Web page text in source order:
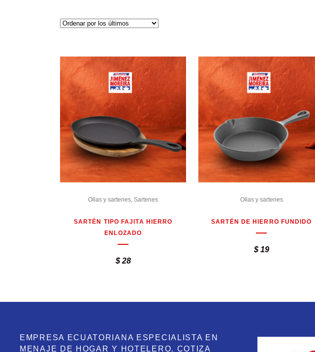
Ollas y sartenes,Sartenes
SARTÉN TIPO FAJITA HIERRO
ENLOZADO
$28
Ollas y sartenes
SARTÉN DE HIERRO FUNDIDO
$19
EMPRESA ECUATORIANA ESPECIALISTA EN
MENAJE DE HOGAR Y HOTELERO. COTIZA